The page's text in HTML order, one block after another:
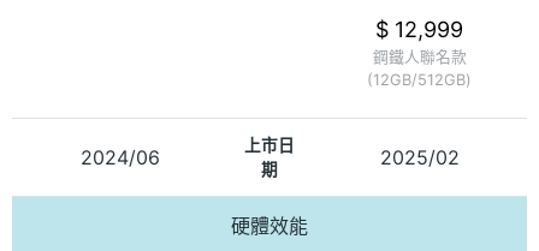
$ 12,999
鋼鐵人聯名款
(12GB/512GB)
2024/06
上市日
期
2025/02
硬體效能